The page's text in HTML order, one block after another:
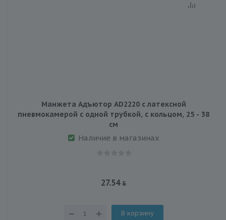
Манжета Адъютор AD2220 с латексной
пневмокамерой с одной трубкой, с кольцом, 25 - 38
см
Наличие в магазинах
27.54
В корзину